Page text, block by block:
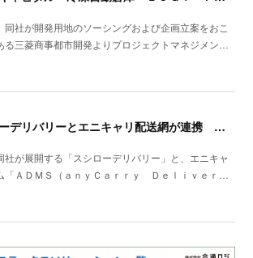
同社が開発用地のソーシングおよび企画立案をおこ
る三菱商事都市開発よりプロジェクトマネジメン…
【物 流】スシローデリバリーとエニキャリ配送網が連携 ２０２６年７月全国展開開始
社が展開する「スシローデリバリー」と、エニキャ
「ＡＤＭＳ（ａｎｙＣａｒｒｙ Ｄｅｌｉｖｅｒ…